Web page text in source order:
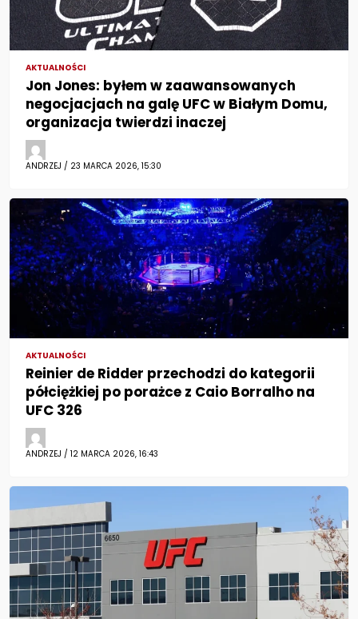
AKTUALNOŚCI
Jon Jones: byłem w zaawansowanych
negocjacjach na galę UFC w Białym Domu,
organizacja twierdzi inaczej
ANDRZEJ / 23 MARCA 2026, 15:30
AKTUALNOŚCI
Reinier de Ridder przechodzi do kategorii
półciężkiej po porażce z Caio Borralho na
UFC 326
ANDRZEJ / 12 MARCA 2026, 16:43